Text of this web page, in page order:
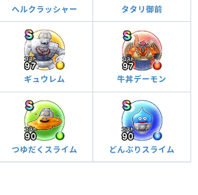
ヘルクラッシャー タタリ御前
ギュウレム 牛丼デーモン
つゆだくスライム どんぶりスライム